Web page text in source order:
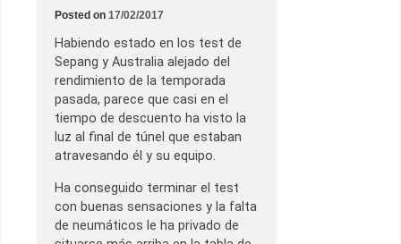
Posted on 17/02/2017
Habiendo estado en los test de
Sepang y Australia alejado del
rendimiento de la temporada
pasada, parece que casi en el
tiempo de descuento ha visto la
luz al final de túnel que estaban
atravesando él y su equipo.
Ha conseguido terminar el test
con buenas sensaciones y la falta
de neumáticos le ha privado de